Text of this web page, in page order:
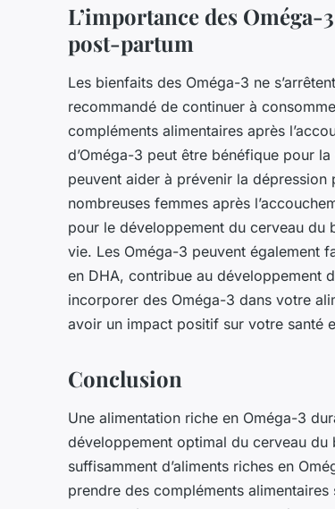
L’importance des Oméga-
post-partum
Les bienfaits des Oméga-3 ne
recommandé de continuer à
compléments alimentaires après
d’Oméga-3 peut être bénéfique pour
peuvent aider à prévenir la
nombreuses femmes après
pour le développement du cerveau du
vie. Les Oméga-3 peuvent également
en DHA, contribue au développement
incorporer des Oméga-3 dans votre
avoir un impact positif sur votre santé
Conclusion
Une alimentation riche en Oméga-3
développement optimal du cerveau
suffisamment d’aliments riches en
prendre des compléments